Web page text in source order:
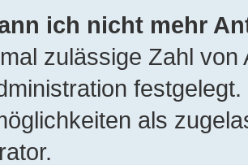
ich nicht mehr
zulässige Zahl
als